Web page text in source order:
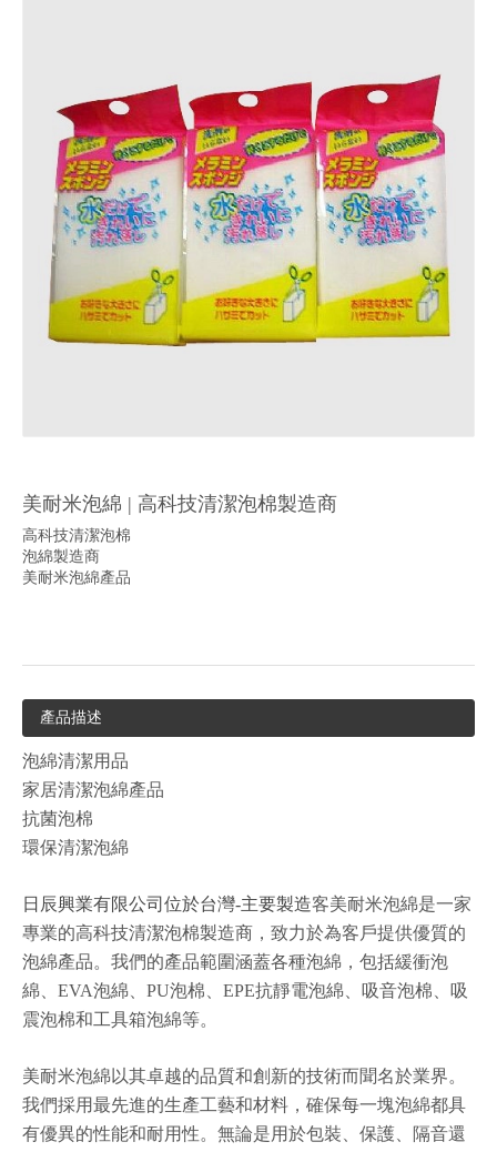
美耐米泡綿 | 高科技清潔泡棉製造商
高科技清潔泡棉
泡綿製造商
美耐米泡綿產品
產品描述
泡綿清潔用品
家居清潔泡綿產品
抗菌泡棉
環保清潔泡綿
日辰興業有限公司位於台灣-主要製造客美耐米泡綿是一家
專業的高科技清潔泡棉製造商，致力於為客戶提供優質的
泡綿產品。我們的產品範圍涵蓋各種泡綿，包括緩衝泡
綿、EVA泡綿、PU泡棉、EPE抗靜電泡綿、吸音泡棉、吸
震泡棉和工具箱泡綿等。
美耐米泡綿以其卓越的品質和創新的技術而聞名於業界。
我們採用最先進的生產工藝和材料，確保每一塊泡綿都具
有優異的性能和耐用性。無論是用於包裝、保護、隔音還